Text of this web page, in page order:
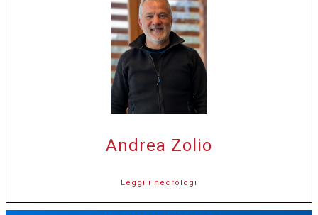
Andrea Zolio
Leggi i necrologi